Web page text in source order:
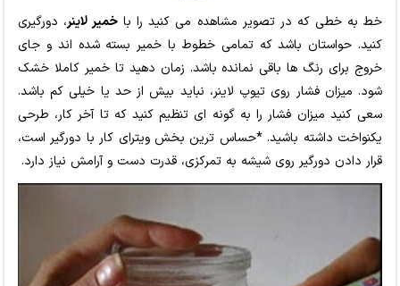
خط به خطی که در تصویر مشاهده می کنید را با خمیر لاینر، دورگیری
کنید. حواستان باشد که تمامی خطوط با خمیر بسته شده اند و جای
خروج برای رنگ ها باقی نمانده باشد. زمان دهید تا خمیر کاملا خشک
شود. میزان فشار روی تیوپ لاینر، نباید بیش از حد یا خیلی کم باشد.
سعی کنید میزان فشار را به گونه ای تنظیم کنید که تا آخر کار، طرحی
یکنواخت داشته باشید. *حساس ترین بخش ویترای کار با دورگیر است،
قرار دادن دورگیر روی شیشه به تمرکزی، قدرت دست و آرامش نیاز دارد.